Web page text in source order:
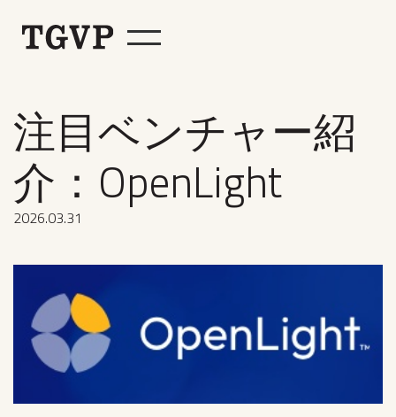
注目ベンチャー紹
介：OpenLight
2026.03.31